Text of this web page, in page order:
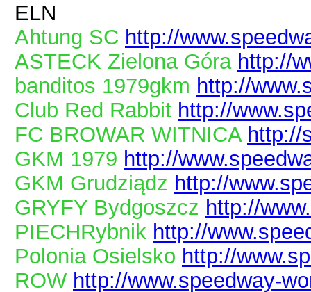
ELN
Ahtung SC http://
ASTECK Zielona Góra http://
banditos 1979gkm http://
Club Red Rabbit http://
FC BROWAR WITNICA http://
GKM 1979 http://
GKM Grudziądz http://
GRYFY Bydgoszcz http://
PIECHRybnik http://
Polonia Osielsko http://
ROW http://www.speedway-